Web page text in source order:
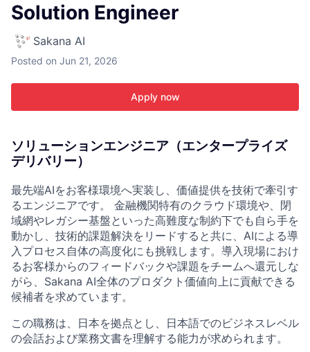
Solution Engineer
Sakana AI
Posted on Jun 21, 2026
Apply now
ソリューションエンジニア（エンタープライズ
デリバリー）
最先端AIをお客様環境へ実装し、価値提供を技術で牽引す
るエンジニアです。 金融機関特有のクラウド環境や、閉
域網やレガシー基盤といった高難度な制約下でも自ら手を
動かし、技術的課題解決をリードすると共に、AIによる導
入プロセス自体の高度化にも挑戦します。導入現場におけ
るお客様からのフィードバックや課題をチームへ還元しな
がら、Sakana AI全体のプロダクト価値向上に貢献できる
候補者を求めています。
この職務は、日本を拠点とし、日本語でのビジネスレベル
の会話および業務文書を理解する能力が求められます。